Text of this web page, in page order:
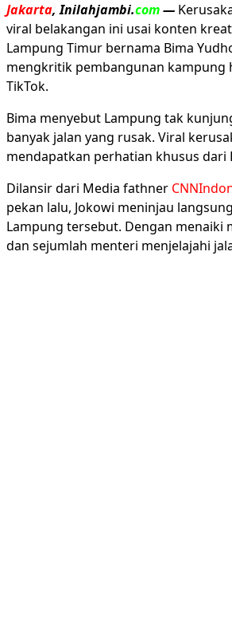
Jakarta, Inilahjambi.com—
viral belakangan ini usai konten
Lampung Timur bernama Bima
mengkritik pembangunan kampung
TikTok.
Bima menyebut Lampung tak
banyak jalan yang rusak. Viral
mendapatkan perhatian khusus dari
Dilansir dari Media fathner
pekan lalu, Jokowi meninjau
Lampung tersebut. Dengan menaiki
dan sejumlah menteri menjelajahi